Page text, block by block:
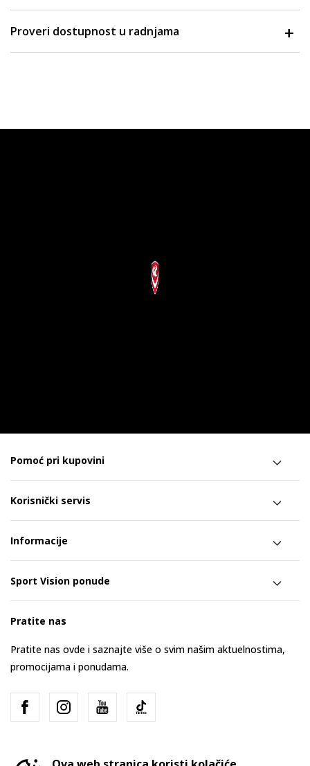
Proveri dostupnost u radnjama
Pomoć pri kupovini
Korisnički servis
Informacije
Sport Vision ponude
Pratite nas
Pratite nas ovde i saznajte više o svim našim aktuelnostima,
promocijama i ponudama.